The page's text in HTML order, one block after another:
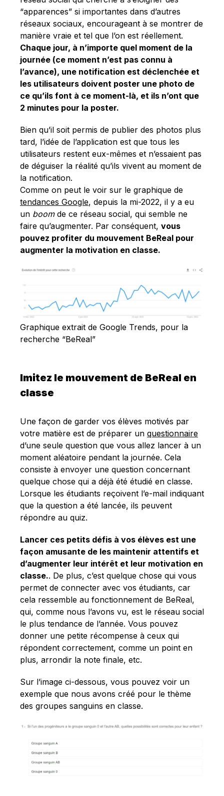
“apparences” si importantes dans d’autres
réseaux sociaux, encourageant à se montrer de
manière vraie et tel que l’on est réellement.
Chaque jour, à n’importe quel moment de la
journée (ce moment n’est pas connu à
l’avance), une notification est déclenchée et
les utilisateurs doivent poster une photo de
ce qu’ils font à ce moment-là, et ils n’ont que
2 minutes pour la poster.
Bien qu’il soit permis de publier des photos plus
tard, l’idée de l’application est que tous les
utilisateurs restent eux-mêmes et n’essaient pas
de déguiser la réalité qu’ils vivent au moment de
la notification.
Comme on peut le voir sur le graphique de
tendances Google, depuis la mi-2022, il y a eu
un boom de ce réseau social, qui semble ne
faire qu’augmenter. Par conséquent, vous
pouvez profiter du mouvement BeReal pour
augmenter la motivation en classe.
Graphique extrait de Google Trends, pour la
recherche “BeReal”
Imitez le mouvement de BeReal en
classe
Une façon de garder vos élèves motivés par
votre matière est de préparer un questionnaire
d’une seule question que vous allez lancer à un
moment aléatoire pendant la journée. Cela
consiste à envoyer une question concernant
quelque chose qui a déjà été étudié en classe.
Lorsque les étudiants reçoivent l’e-mail indiquant
que la question a été lancée, ils peuvent
répondre au quiz.
Lancer ces petits défis à vos élèves est une
façon amusante de les maintenir attentifs et
d’augmenter leur intérêt et leur motivation en
classe.. De plus, c’est quelque chose qui vous
permet de connecter avec vos étudiants, car
cela ressemble au fonctionnement de BeReal,
qui, comme nous l’avons vu, est le réseau social
le plus tendance de l’année. Vous pouvez
donner une petite récompense à ceux qui
répondent correctement, comme un point en
plus, arrondir la note finale, etc.
Sur l’image ci-dessous, vous pouvez voir un
exemple que nous avons créé pour le thème
des groupes sanguins en classe.